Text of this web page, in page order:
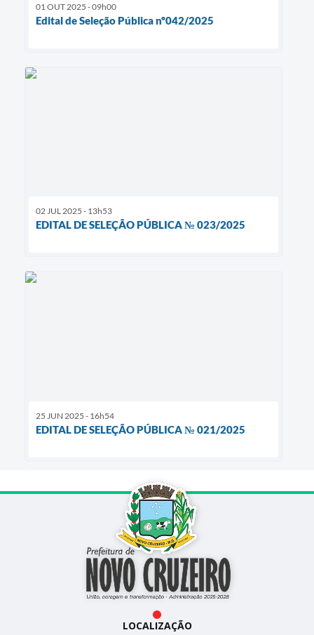
01 OUT 2025 - 09h00
Edital de Seleção Pública nº042/2025
02 JUL 2025 - 13h53
EDITAL DE SELEÇÃO PÚBLICA № 023/2025
25 JUN 2025 - 16h54
EDITAL DE SELEÇÃO PÚBLICA № 021/2025
LOCALIZAÇÃO